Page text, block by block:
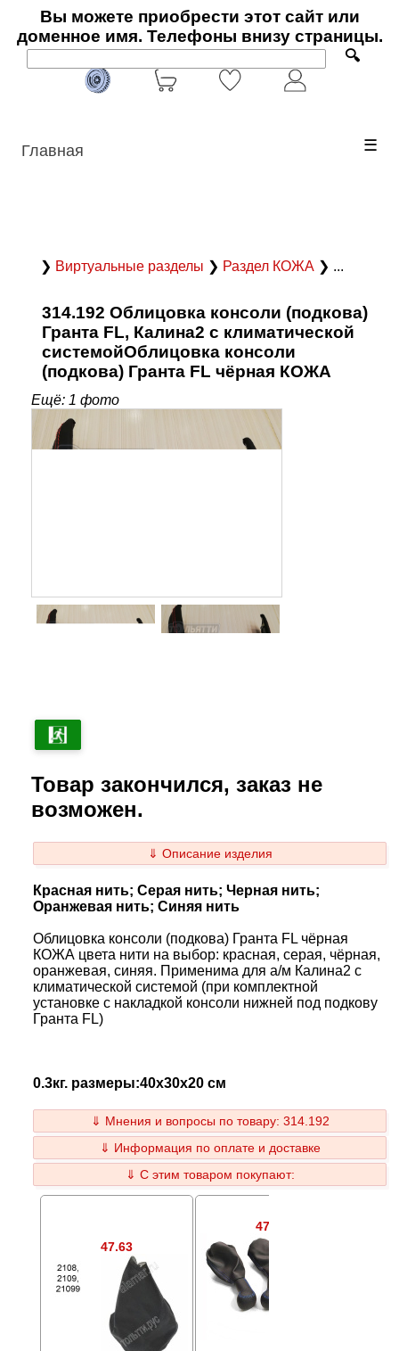
Вы можете приобрести этот сайт или
доменное имя. Телефоны внизу страницы.
🔍
Главная ☰
❯ Виртуальные разделы ❯ Раздел КОЖА ❯ ...
314.192 Облицовка консоли (подкова)
Гранта FL, Калина2 с климатической
системойОблицовка консоли
(подкова) Гранта FL чёрная КОЖА
Ещё: 1 фото
Товар закончился, заказ не
возможен.
⇓ Описание изделия
Красная нить; Серая нить; Черная нить;
Оранжевая нить; Синяя нить
Облицовка консоли (подкова) Гранта FL чёрная
КОЖА цвета нити на выбор: красная, серая, чёрная,
оранжевая, синяя. Применима для а/м Калина2 с
климатической системой (при комплектной
установке с накладкой консоли нижней под подкову
Гранта FL)
0.3кг. размеры:40x30x20 см
⇓ Мнения и вопросы по товару: 314.192
⇓ Информация по оплате и доставке
⇓ С этим товаром покупают:
47.63
47.88